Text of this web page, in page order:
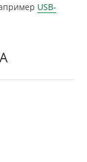
USB-